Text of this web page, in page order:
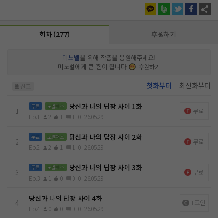
이 안전한 곳에 있었으면 좋겠습니다.」 「언제나 몸조심하시
고, 새해에는 행운과 승리의 여신께서 당신과 함께하길 바랍니
다.」 그랬는데……. 역시 처음부터 편지를 주고받는 것이 아니
“자네가 말한 린트레이가 그 집 하녀를 말하는 것이라면, 그녀는
죽었소.” 있어야 할 집은 불에 홀랑 타서 사라지고, ‘레이디 린트
자신과 편지를 주고받았던 ‘린트레이’를 찾아 수도로 향한다. 데
회차 (277) 후원하기
미노벨을 위해 작품을 응원해주세요!
미노벨에게 큰 힘이 됩니다
후원하기
신고 첫화부터 최신화부터
1
무료 노벨패스 당신과 나의 답장 사이 1화
Ep.1 2 1 1 0 26.05.29
무료
2
무료 노벨패스 당신과 나의 답장 사이 2화
Ep.2 2 1 1 0 26.05.29
무료
3
무료 노벨패스 당신과 나의 답장 사이 3화
Ep.3 1 0 0 0 26.05.29
무료
4 당신과 나의 답장 사이 4화
Ep.4 0 0 0 0 26.05.29
1코인